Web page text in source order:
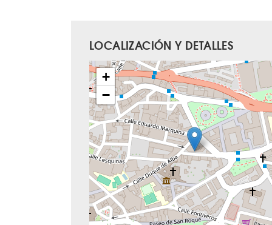
LOCALIZACIÓN Y DETALLES
+
−